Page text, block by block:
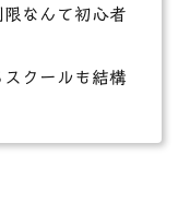
なんて初心者
クールも結構